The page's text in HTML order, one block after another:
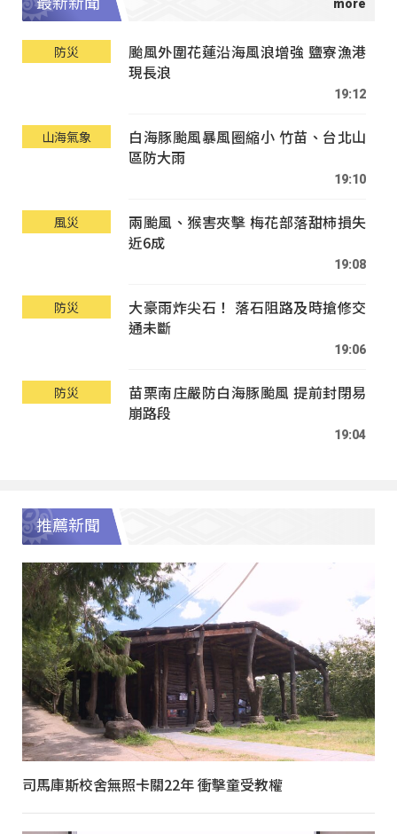
防災
颱風外圍花蓮沿海風浪增強 鹽寮漁港
現長浪
19:12
山海氣象
白海豚颱風暴風圈縮小 竹苗、台北山
區防大雨
19:10
風災
兩颱風、猴害夾擊 梅花部落甜柿損失
近6成
19:08
防災
大豪雨炸尖石！ 落石阻路及時搶修交
通未斷
19:06
防災
苗栗南庄嚴防白海豚颱風 提前封閉易
崩路段
19:04
推薦新聞
司馬庫斯校舍無照卡關22年 衝擊童受教權